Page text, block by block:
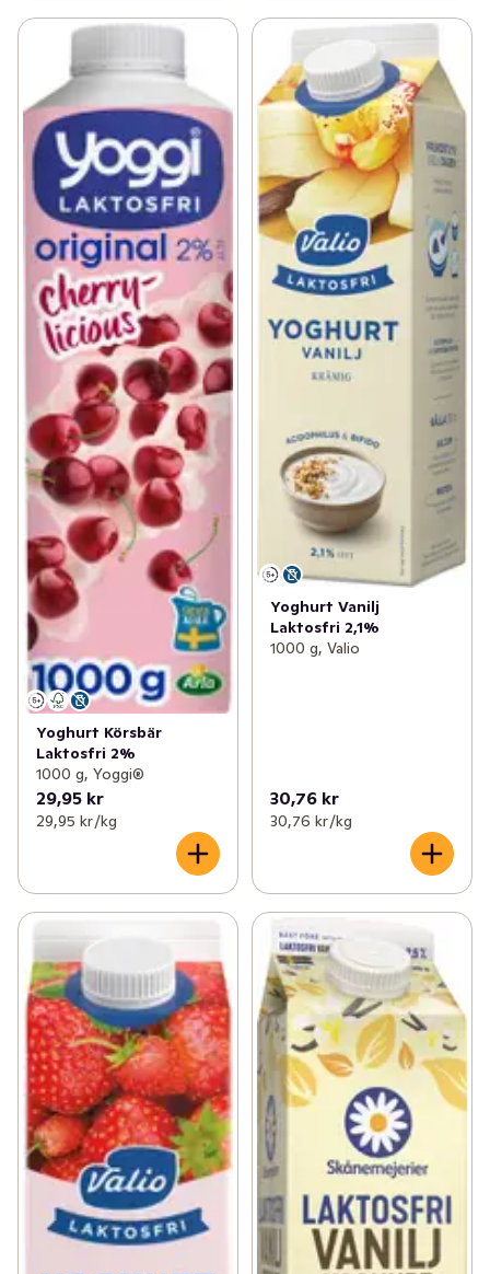
Yoghurt Körsbär
Laktosfri 2%
1000 g, Yoggi®
29,95 kr
29,95 kr /kg
Yoghurt Vanilj
Laktosfri 2,1%
1000 g, Valio
30,76 kr
30,76 kr /kg